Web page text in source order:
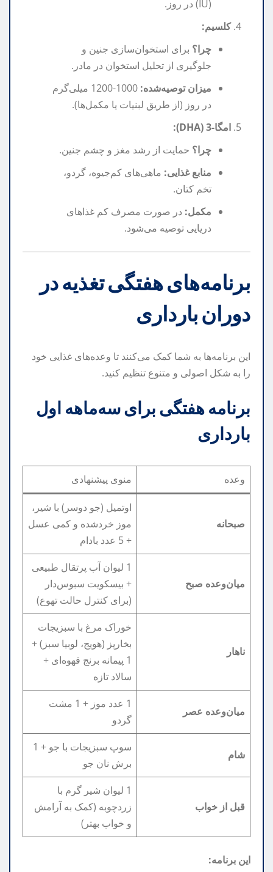
(IU) در روز.
کلسیم:
چرا؟ برای استخوان‌سازی جنین و
جلوگیری از تحلیل استخوان در مادر.
میزان توصیه‌شده:
1000-1200 میلی‌گرم
در روز (از طریق لبنیات یا مکمل‌ها).
امگا-3 (DHA):
چرا؟ حمایت از رشد مغز و چشم جنین.
منابع غذایی: ماهی‌های کم‌جیوه، گردو،
تخم کتان.
مکمل: در صورت مصرف کم غذاهای
دریایی توصیه می‌شود.
برنامه‌های هفتگی تغذیه در
دوران بارداری
این برنامه‌ها به شما کمک می‌کنند تا وعده‌های غذایی خود
را به شکل اصولی و متنوع تنظیم کنید.
برنامه هفتگی برای سه‌ماهه اول
بارداری
وعده منوی پیشنهادی
صبحانه
اوتمیل (جو دوسر) با شیر،
موز خردشده و کمی عسل
+ 5 عدد بادام
میان‌وعده صبح
1 لیوان آب پرتقال طبیعی
+ بیسکویت سبوس‌دار
(برای کنترل حالت تهوع)
ناهار
خوراک مرغ با سبزیجات
بخارپز (هویج، لوبیا سبز) +
1 پیمانه برنج قهوه‌ای +
سالاد تازه
میان‌وعده عصر
1 عدد موز + 1 مشت
گردو
شام
سوپ سبزیجات با جو + 1
برش نان جو
قبل از خواب
1 لیوان شیر گرم با
زردچوبه (کمک به آرامش
و خواب بهتر)
این برنامه: